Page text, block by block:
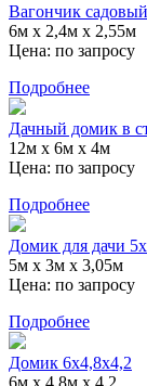
Вагончик
6м x 2,4м x 2,55м
Цена: по запросу
Подробнее
Дачный домик в
12м x 6м x 4м
Цена: по запросу
Подробнее
Домик для дачи
5м x 3м x 3,05м
Цена: по запросу
Подробнее
Домик 6x4,8x4,2
6м x 4,8м x 4,2